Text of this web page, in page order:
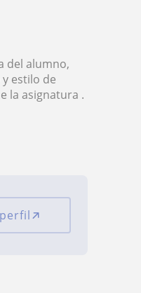
del alumno,
estilo de
la asignatura .